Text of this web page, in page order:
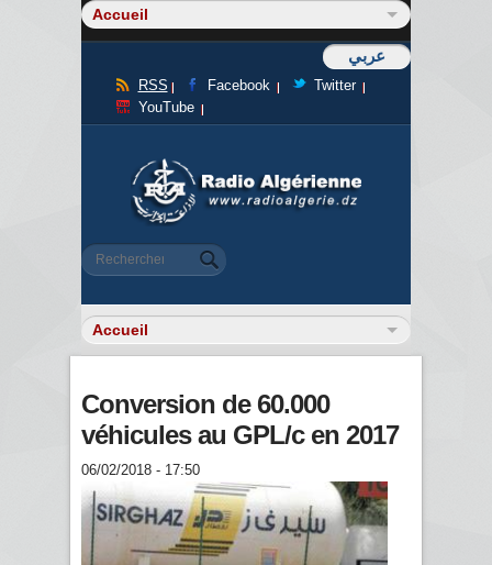
عربي
RSS Facebook
Twitter
YouTube
Formulaire de recherche
Rechercher
Conversion de 60.000
véhicules au GPL/c en 2017
06/02/2018 - 17:50